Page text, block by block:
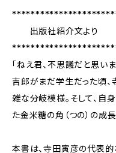
出版社紹介文より
「ねえ君、不思議だと思い
吉郎がまだ学生だった頃
雑な分岐模様。そして、自
た金米糖の角（つの）の成長
本書は、寺田寅彦の代表的